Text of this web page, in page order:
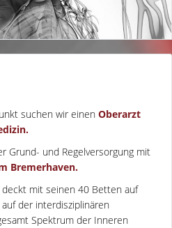
suchen wir einen Oberarzt
Grund- und Regelversorgung mit
Bremerhaven.
mit seinen 40 Betten auf
der interdisziplinären
Spektrum der Inneren